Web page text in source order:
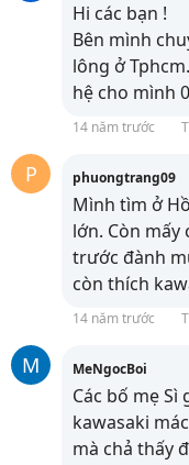
Hi các bạn !
Bên mình
lông ở
hệ cho mình
14 năm trước
P phuongtrang09
Mình tìm ở
lớn. Còn mấy
trước đành
còn thích
14 năm trước
M MeNgocBoi
Các bố mẹ
kawasaki
mà chả thấy